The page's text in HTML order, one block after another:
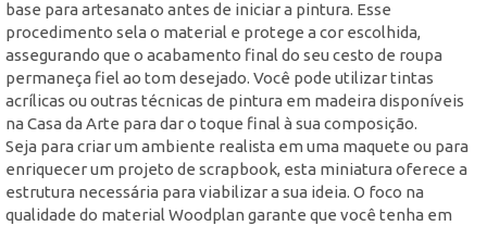
base para artesanato antes de iniciar a pintura. Esse
procedimento sela o material e protege a cor escolhida,
assegurando que o acabamento final do seu cesto de roupa
permaneça fiel ao tom desejado. Você pode utilizar tintas
acrílicas ou outras técnicas de pintura em madeira disponíveis
na Casa da Arte para dar o toque final à sua composição.
Seja para criar um ambiente realista em uma maquete ou para
enriquecer um projeto de scrapbook, esta miniatura oferece a
estrutura necessária para viabilizar a sua ideia. O foco na
qualidade do material Woodplan garante que você tenha em